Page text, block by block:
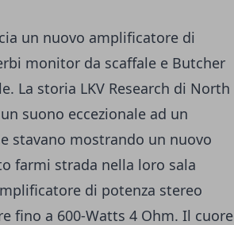
un nuovo amplificatore di
monitor da scaffale e Butcher
La storia LKV Research di North
suono eccezionale ad un
stavano mostrando un nuovo
farmi strada nella loro sala
di potenza stereo
fino a 600-Watts 4 Ohm. Il cuore